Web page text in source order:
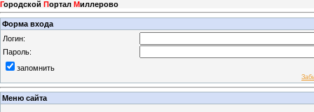
Городской Портал Миллерово
Форма входа
Логин:
Пароль:
запомнить
Меню сайта